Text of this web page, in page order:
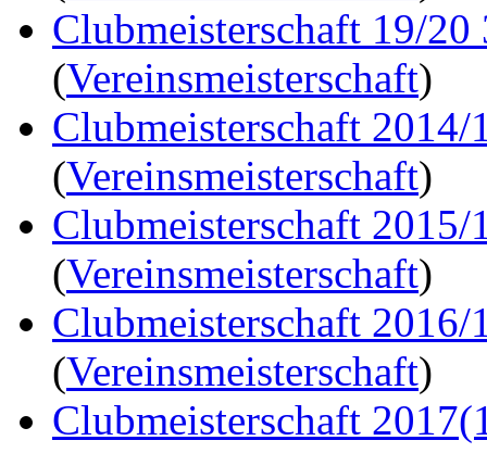
Clubmeisterschaft 19/20
(Vereinsmeisterschaft)
Clubmeisterschaft
(Vereinsmeisterschaft)
Clubmeisterschaft 2015/
(Vereinsmeisterschaft)
Clubmeisterschaft 2016/
(Vereinsmeisterschaft)
Clubmeisterschaft